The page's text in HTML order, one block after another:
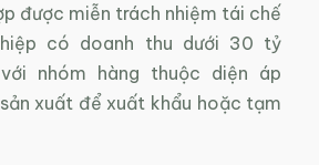
được miễn trách nhiệm tái chế
có doanh thu dưới 30 tỷ
nhóm hàng thuộc diện áp
xuất để xuất khẩu hoặc tạm